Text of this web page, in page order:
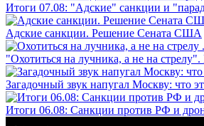
Итоги 07.08: "Адские" санкции и
Адские санкции. Решение Сената США
"Охотиться на лучника, а не на
Загадочный звук напугал Москву: что
Итоги 06.08: Санкции против РФ и